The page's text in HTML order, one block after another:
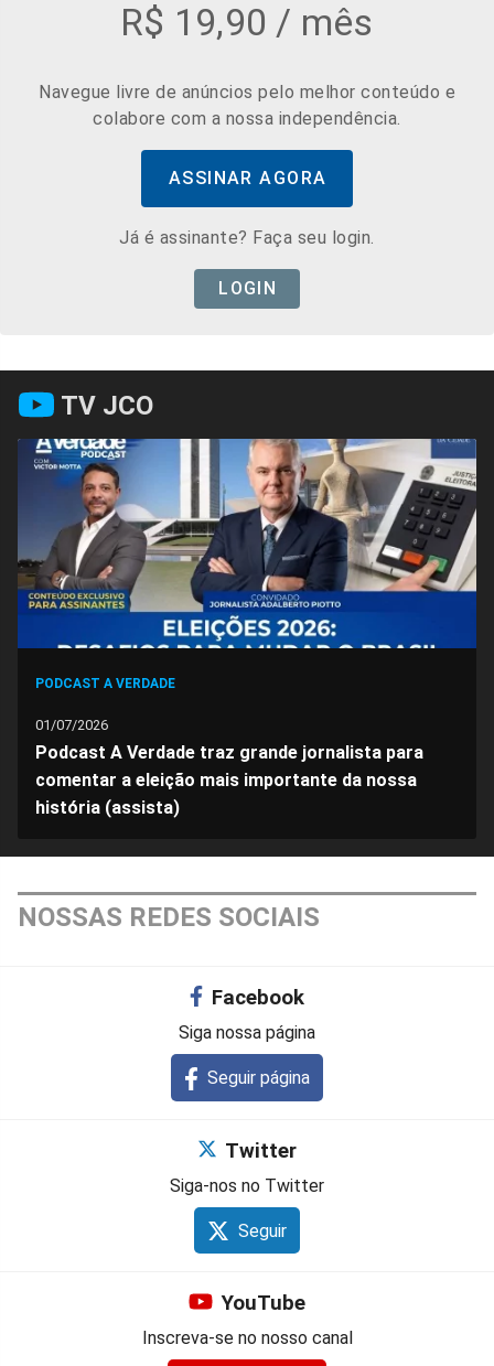
R$ 19,90 / mês
Navegue livre de anúncios pelo melhor conteúdo e
colabore com a nossa independência.
ASSINAR AGORA
Já é assinante? Faça seu login.
LOGIN
TV JCO
PODCAST A VERDADE
01/07/2026
Podcast A Verdade traz grande jornalista para
comentar a eleição mais importante da nossa
história (assista)
NOSSAS REDES SOCIAIS
Facebook
Siga nossa página
Seguir página
Twitter
Siga-nos no Twitter
Seguir
YouTube
Inscreva-se no nosso canal